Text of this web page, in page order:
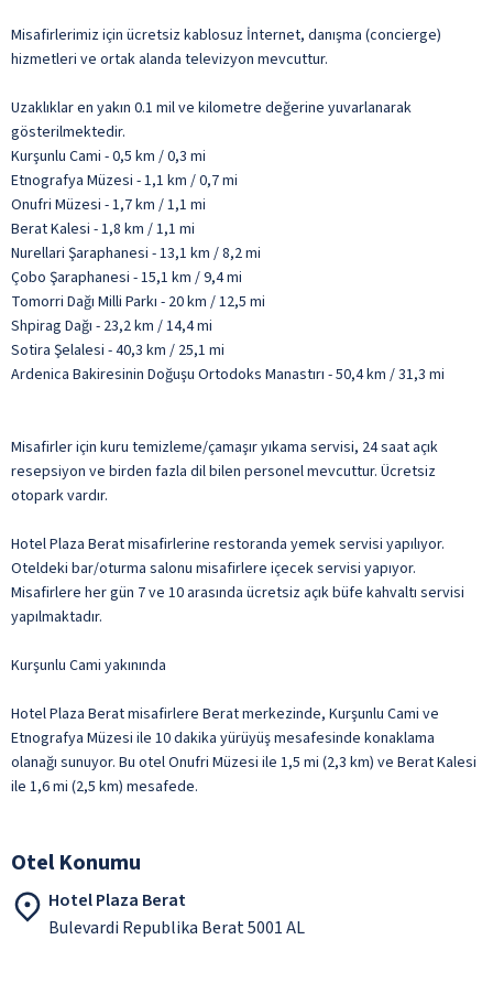
Misafirlerimiz için ücretsiz kablosuz İnternet, danışma (concierge)
hizmetleri ve ortak alanda televizyon mevcuttur.
Uzaklıklar en yakın 0.1 mil ve kilometre değerine yuvarlanarak
gösterilmektedir.
Kurşunlu Cami - 0,5 km / 0,3 mi
Etnografya Müzesi - 1,1 km / 0,7 mi
Onufri Müzesi - 1,7 km / 1,1 mi
Berat Kalesi - 1,8 km / 1,1 mi
Nurellari Şaraphanesi - 13,1 km / 8,2 mi
Çobo Şaraphanesi - 15,1 km / 9,4 mi
Tomorri Dağı Milli Parkı - 20 km / 12,5 mi
Shpirag Dağı - 23,2 km / 14,4 mi
Sotira Şelalesi - 40,3 km / 25,1 mi
Ardenica Bakiresinin Doğuşu Ortodoks Manastırı - 50,4 km / 31,3 mi
Misafirler için kuru temizleme/çamaşır yıkama servisi, 24 saat açık
resepsiyon ve birden fazla dil bilen personel mevcuttur. Ücretsiz
otopark vardır.
Hotel Plaza Berat misafirlerine restoranda yemek servisi yapılıyor.
Oteldeki bar/oturma salonu misafirlere içecek servisi yapıyor.
Misafirlere her gün 7 ve 10 arasında ücretsiz açık büfe kahvaltı servisi
yapılmaktadır.
Kurşunlu Cami yakınında
Hotel Plaza Berat misafirlere Berat merkezinde, Kurşunlu Cami ve
Etnografya Müzesi ile 10 dakika yürüyüş mesafesinde konaklama
olanağı sunuyor. Bu otel Onufri Müzesi ile 1,5 mi (2,3 km) ve Berat Kalesi
ile 1,6 mi (2,5 km) mesafede.
Otel Konumu
Hotel Plaza Berat
Bulevardi Republika Berat 5001 AL